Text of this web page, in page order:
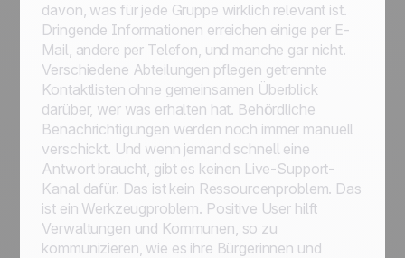
davon, was für jede Gruppe wirklich relevant ist.
Dringende Informationen erreichen einige per E-
Mail, andere per Telefon, und manche gar nicht.
Verschiedene Abteilungen pflegen getrennte
Kontaktlisten ohne gemeinsamen Überblick
darüber, wer was erhalten hat. Behördliche
Benachrichtigungen werden noch immer manuell
verschickt. Und wenn jemand schnell eine
Antwort braucht, gibt es keinen Live-Support-
Kanal dafür. Das ist kein Ressourcenproblem. Das
ist ein Werkzeugproblem. Positive User hilft
Verwaltungen und Kommunen, so zu
kommunizieren, wie es ihre Bürgerinnen und